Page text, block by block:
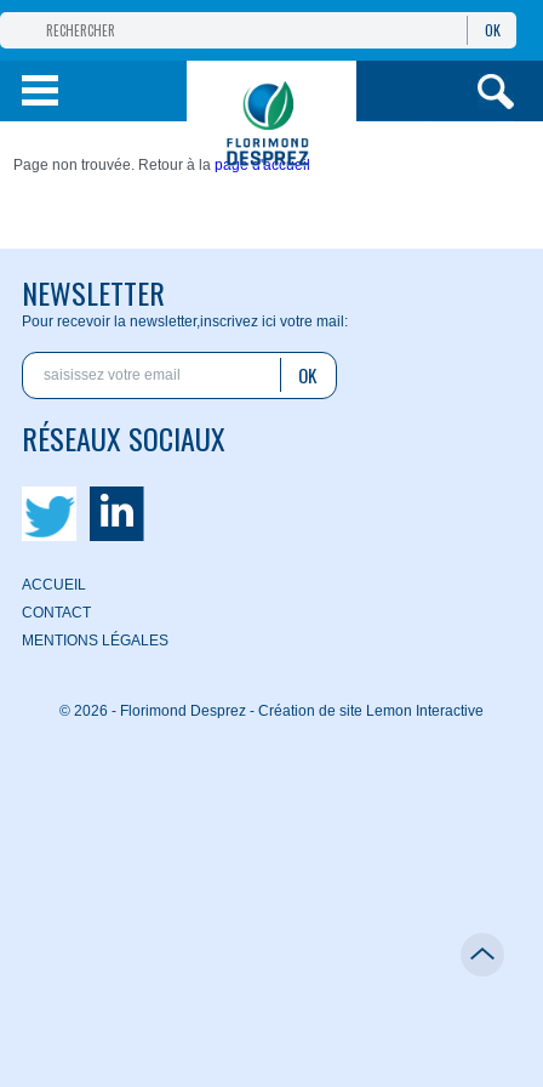
GROUPE
PRODUITS
OK
Page non trouvée. Retour à lapage d'accueil
NEWSLETTER
Pour recevoir la newsletter,inscrivez ici votre mail:
OK
RÉSEAUX SOCIAUX
ACCUEIL
CONTACT
MENTIONS LÉGALES
© 2026 - Florimond Desprez - Création de site Lemon Interactive